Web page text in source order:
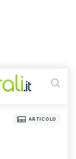
ARTICOLO